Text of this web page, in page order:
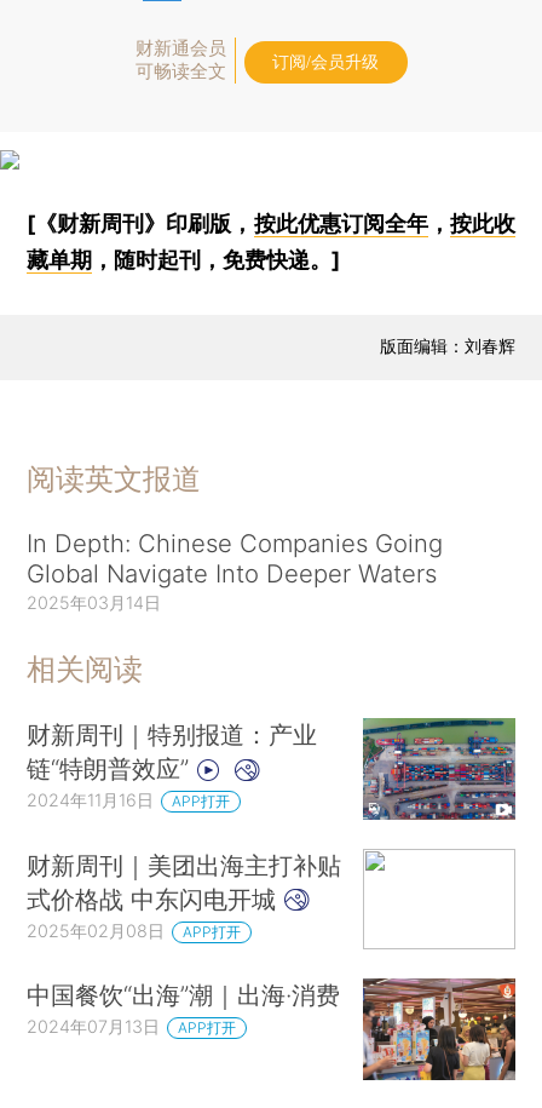
财新通会员
可畅读全文
订阅/会员升级
[《财新周刊》印刷版， 按此优惠订阅全年， 按此收
藏单期 ，随时起刊，免费快递。]
版面编辑：刘春辉
阅读英文报道
In Depth: Chinese Companies Going
Global Navigate Into Deeper Waters
2025年03月14日
相关阅读
财新周刊｜特别报道：产业
链“特朗普效应”
2024年11月16日 APP打开
财新周刊｜美团出海主打补贴
式价格战 中东闪电开城
2025年02月08日 APP打开
中国餐饮“出海”潮｜出海·消费
2024年07月13日 APP打开